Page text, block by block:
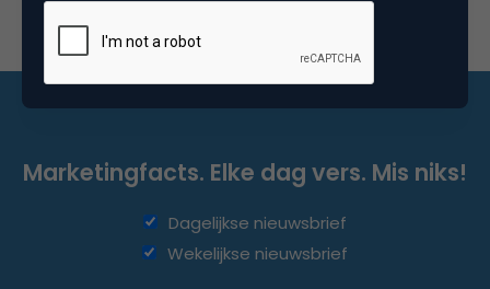
Marketingfacts. Elke dag vers. Mis niks!
Dagelijkse nieuwsbrief
Wekelijkse nieuwsbrief